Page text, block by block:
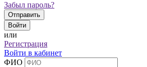
Забыл пароль?
Отправить
Войти
или
Регистрация
Войти в кабинет
ФИО